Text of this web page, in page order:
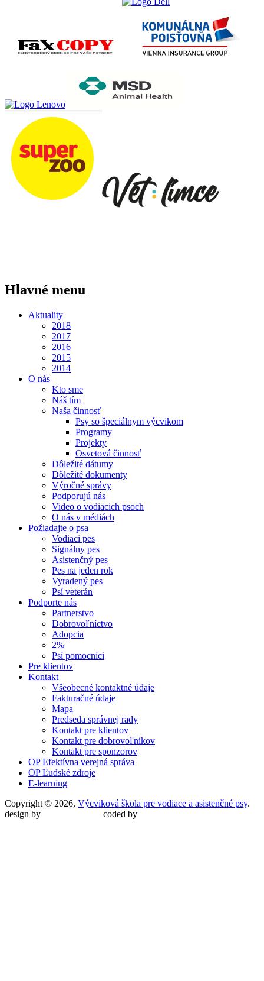
Hlavné menu
Aktuality
2018
2017
2016
2015
2014
O nás
Kto sme
Náš tím
Naša činnosť
Psy so špeciálnym výcvikom
Programy
Projekty
Osvetová činnosť
Dôležité dátumy
Dôležité dokumenty
Výročné správy
Podporujú nás
Video o vodiacich psoch
O nás v médiách
Požiadajte o psa
Vodiaci pes
Signálny pes
Asistenčný pes
Pes na jeden rok
Vyradený pes
Psí veterán
Podporte nás
Partnerstvo
Dobrovoľníctvo
Adopcia
2%
Psí pomocníci
Pre klientov
Kontakt
Všeobecné kontaktné údaje
Fakturačné údaje
Mapa
Predseda správnej rady
Kontakt pre klientov
Kontakt pre dobrovoľníkov
Kontakt pre sponzorov
OP Efektívna verejná správa
OP Ľudské zdroje
E-learning
Copyright © 2026, Výcviková škola pre vodiace a asistenčné psy.
design by
coded by